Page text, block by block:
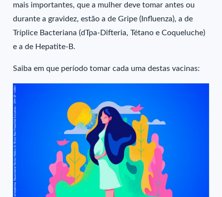
mais importantes, que a mulher deve tomar antes ou
durante a gravidez, estão a de Gripe (Influenza), a de
Tríplice Bacteriana (dTpa-Difteria, Tétano e Coqueluche)
e a de Hepatite-B.
Saiba em que período tomar cada uma destas vacinas: